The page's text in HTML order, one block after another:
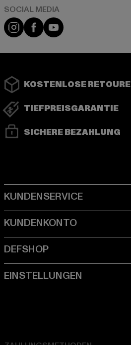
Instagram
FacebookYouTube
KOSTENLOSE RETOURE
TIEFPREISGARANTIE
SICHERE BEZAHLUNG